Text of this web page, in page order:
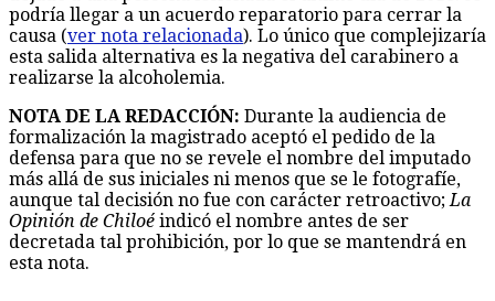
podría llegar a un acuerdo reparatorio para cerrar la
causa (ver nota relacionada). Lo único que complejizaría
esta salida alternativa es la negativa del carabinero a
realizarse la alcoholemia.
NOTA DE LA REDACCIÓN: Durante la audiencia de
formalización la magistrado aceptó el pedido de la
defensa para que no se revele el nombre del imputado
más allá de sus iniciales ni menos que se le fotografíe,
aunque tal decisión no fue con carácter retroactivo;La
Opinión de Chiloé indicó el nombre antes de ser
decretada tal prohibición, por lo que se mantendrá en
esta nota.